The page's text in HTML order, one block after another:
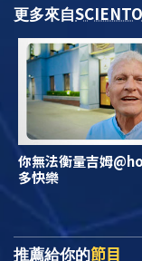
更多來自
你無法衡量吉姆
多快樂
推薦給你的節目